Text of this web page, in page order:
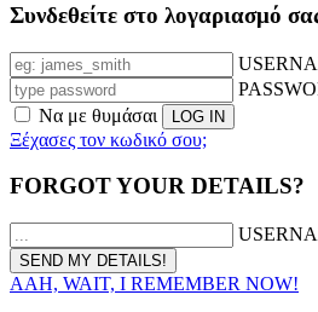
Συνδεθείτε στο λογαριασμό
Να με θυμάσαι
Ξέχασες τον κωδικό σου;
FORGOT YOUR DETAILS?
AAH, WAIT, I REMEMBER NOW!